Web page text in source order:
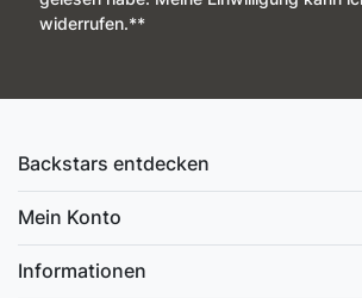
widerrufen.**
Backstars entdecken
Mein Konto
Informationen